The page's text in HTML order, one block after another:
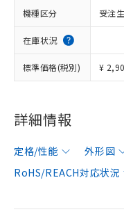
機種区分 受注
在庫状況
標準価格(税別) ¥
詳細情報
定格/性能 外形図
RoHS/REACH対応状況